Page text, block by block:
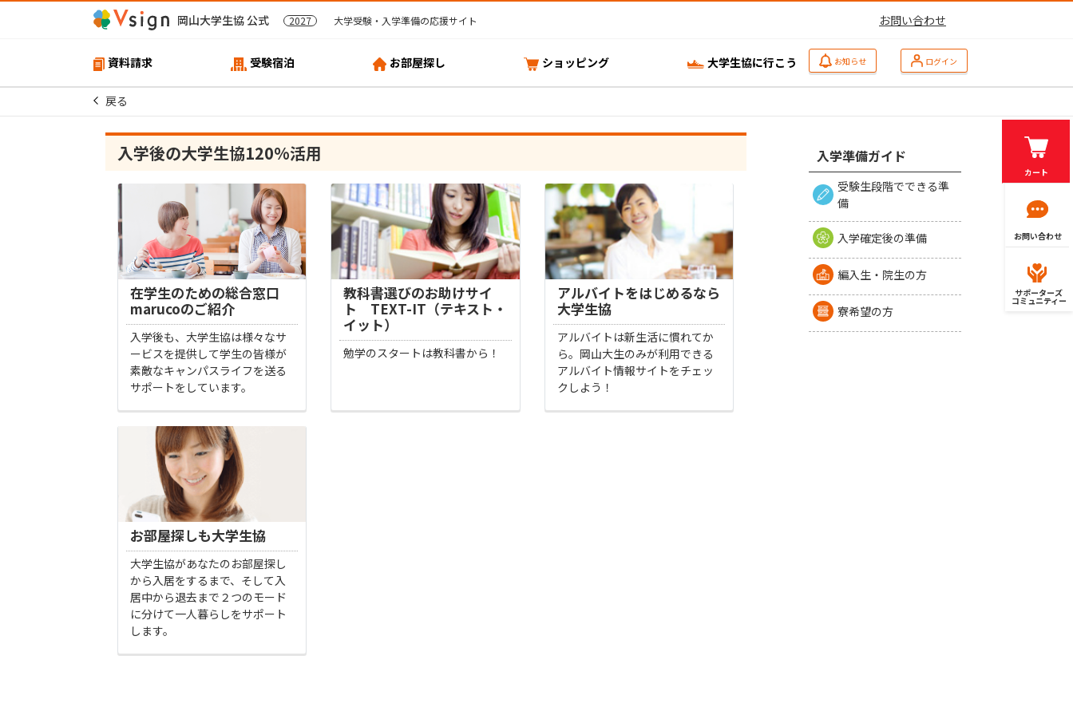
岡山大学生協 公式 2027 大学受験・入学準備の応援サイト お問い合わせ
資料請求 受験宿泊 お部屋探し ショッピング 大学生協に行こう お知らせ ログイン
戻る
入学後の大学生協120%活用
在学⽣のための総合窓⼝
marucoのご紹介
⼊学後も、⼤学⽣協は様々なサ
ービスを提供して学⽣の皆様が
素敵なキャンパスライフを送る
サポートをしています。
教科書選びのお助けサイ
ト TEXT-IT（テキスト・
イット）
勉学のスタートは教科書から！
アルバイトをはじめるなら
大学生協
アルバイトは新生活に慣れてか
ら。岡山大生のみが利用できる
アルバイト情報サイトをチェッ
クしよう！
お部屋探しも大学生協
大学生協があなたのお部屋探し
から入居をするまで、そして入
居中から退去まで２つのモード
に分けて一人暮らしをサポート
します。
入学準備ガイド
受験生段階でできる準
備
入学確定後の準備
編入生・院生の方
寮希望の方
カート
お問い合わせ
サポーターズ
コミュニティー